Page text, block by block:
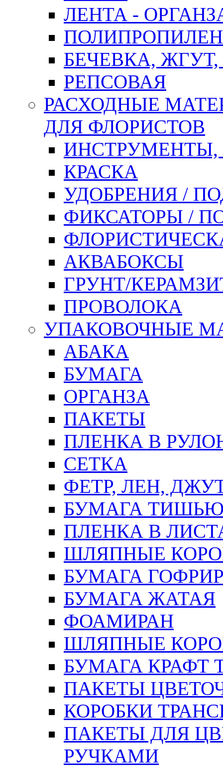
ЛЕНТА -
БЕЧЕВКА,
РЕПСОВАЯ
РАСХОДНЫЕ
ДЛЯ ФЛОРИСТОВ
ИНСТРУМЕНТЫ,
КРАСКА
УДОБРЕНИЯ /
ФИКСАТОРЫ /
АКВАБОКСЫ
ГРУНТ/
ПРОВОЛОКА
УПАКОВОЧНЫЕ
АБАКА
БУМАГА
ОРГАНЗА
ПАКЕТЫ
ПЛЕНКА В
СЕТКА
ФЕТР, ЛЕН,
БУМАГА
ПЛЕНКА В
ШЛЯПНЫЕ
БУМАГА
БУМАГА ЖАТАЯ
ФОАМИРАН
ШЛЯПНЫЕ
БУМАГА КРАФТ
ПАКЕТЫ
КОРОБКИ
ПАКЕТЫ ДЛЯ
РУЧКАМИ